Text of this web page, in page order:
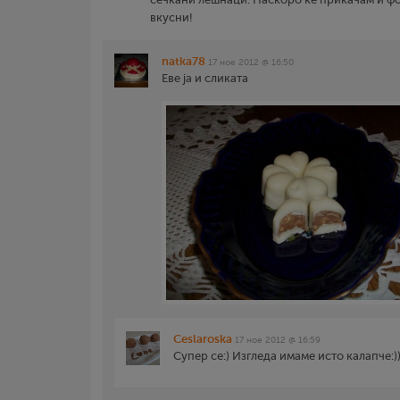
вкусни!
natka78 17 ное 2012 @ 16:50
Еве ја и сликата
Ceslaroska 17 ное 2012 @ 16:59
Супер се:) Изгледа имаме исто